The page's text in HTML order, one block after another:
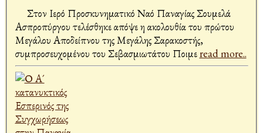
Στον Ιερό Προσκυνηματικό Ναό Παναγίας Σουμελά
Ασπροπύργου τελέσθηκε απόψε η ακολουθία του πρώτου
Μεγάλου Αποδείπνου της Μεγάλης Σαρακοστής,
συμπροσευχομένου του Σεβασμιωτάτου Ποιμεread more..